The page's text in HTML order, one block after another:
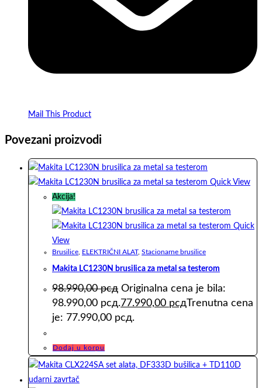
Mail This Product
Povezani proizvodi
Quick View
Akcija!
Quick
View
Brusilice ELEKTRIČNI ALAT, Stacionarne brusilice
Makita LC1230N brusilica za metal sa testerom
98.990,00рсд Originalna cena je bila:
98.990,00 рсд.77.990,00 рсдTrenutna cena
je: 77.990,00 рсд.
Dodaj u korpu